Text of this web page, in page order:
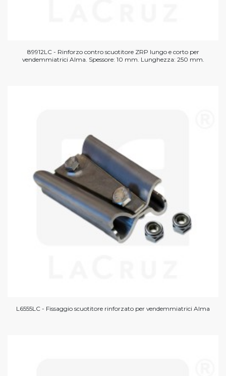
89912LC - Rinforzo contro scuotitore ZRP lungo e corto per
vendemmiatrici Alma. Spessore: 10 mm. Lunghezza: 250 mm.
L6555LC - Fissaggio scuotitore rinforzato per vendemmiatrici Alma